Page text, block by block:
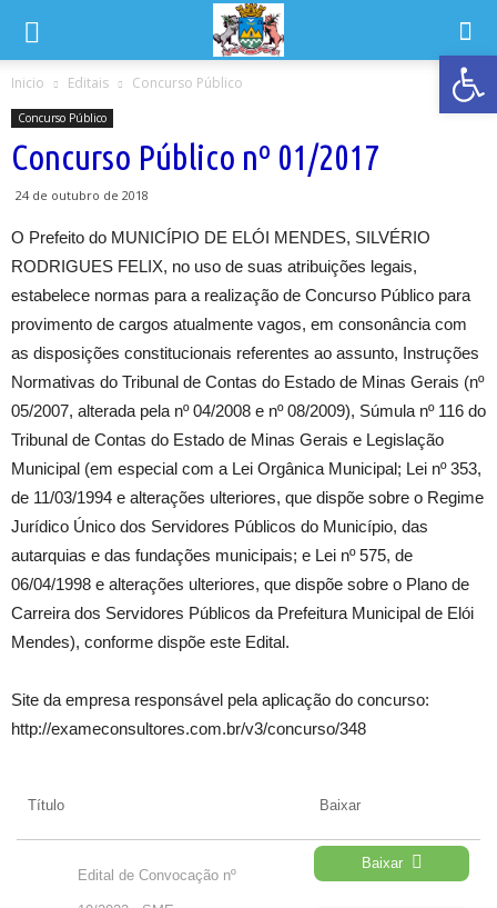
Abrir
Inicio Editais Concurso Público
Concurso Público
Concurso Público nº 01/2017
24 de outubro de 2018
O Prefeito do MUNICÍPIO DE ELÓI MENDES, SILVÉRIO
RODRIGUES FELIX, no uso de suas atribuições legais,
estabelece normas para a realização de Concurso Público para
provimento de cargos atualmente vagos, em consonância com
as disposições constitucionais referentes ao assunto, Instruções
Normativas do Tribunal de Contas do Estado de Minas Gerais (nº
05/2007, alterada pela nº 04/2008 e nº 08/2009), Súmula nº 116 do
Tribunal de Contas do Estado de Minas Gerais e Legislação
Municipal (em especial com a Lei Orgânica Municipal; Lei nº 353,
de 11/03/1994 e alterações ulteriores, que dispõe sobre o Regime
Jurídico Único dos Servidores Públicos do Município, das
autarquias e das fundações municipais; e Lei nº 575, de
06/04/1998 e alterações ulteriores, que dispõe sobre o Plano de
Carreira dos Servidores Públicos da Prefeitura Municipal de Elói
Mendes), conforme dispõe este Edital.
Site da empresa responsável pela aplicação do concurso:
http://exameconsultores.com.br/v3/concurso/348
Título Baixar
Edital de Convocação nº
Baixar